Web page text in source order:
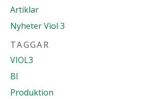
Artiklar
Nyheter Viol 3
TAGGAR
VIOL3
BI
Produktion